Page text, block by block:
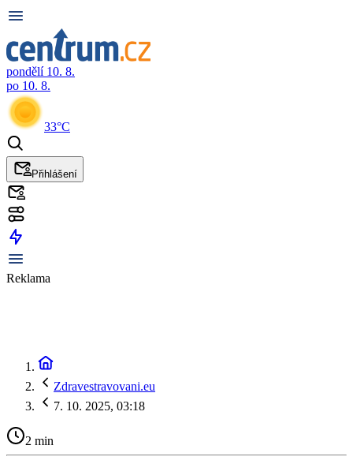
pondělí 10. 8.
po 10. 8.
33°C
Přihlášení
Reklama
Zdravestravovani.eu
7. 10. 2025, 03:18
2 min